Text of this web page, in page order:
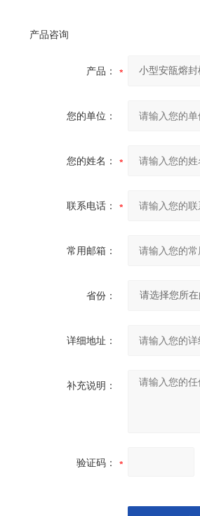
产品咨询
产品：
您的单位：
您的姓名：
联系电话：
常用邮箱：
省份：
详细地址：
补充说明：
验证码：